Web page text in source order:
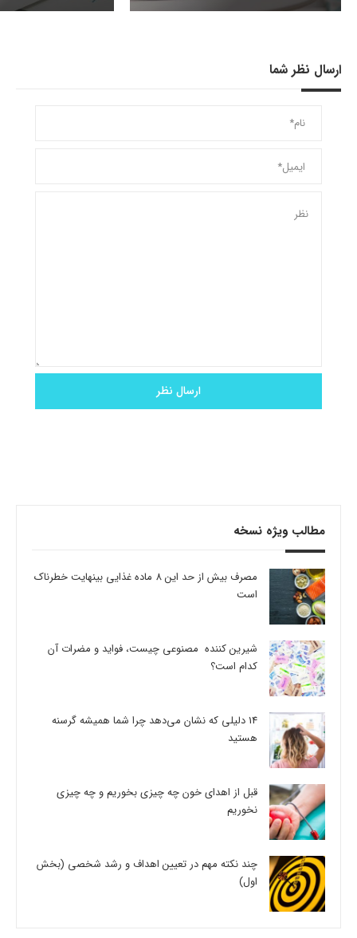
ارسال نظر شما
مطالب ویژه نسخه
مصرف بیش از حد این 8 ماده غذایی بینهایت خطرناک
است
شیرین کننده مصنوعی چیست، فواید و مضرات آن
کدام است؟
14 دلیلی که نشان می‌دهد چرا شما همیشه گرسنه
هستید
قبل از اهدای خون چه چیزی بخوریم و چه چیزی
نخوریم
چند نکته مهم در تعیین اهداف و رشد شخصی (بخش
اول)